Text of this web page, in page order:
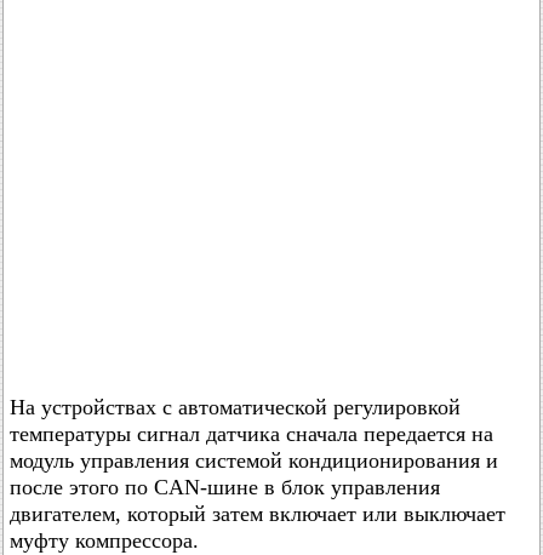
На устройствах с автоматической регулировкой
температуры сигнал датчика сначала передается на
модуль управления системой кондиционирования и
после этого по CAN-шине в блок управления
двигателем, который затем включает или выключает
муфту компрессора.